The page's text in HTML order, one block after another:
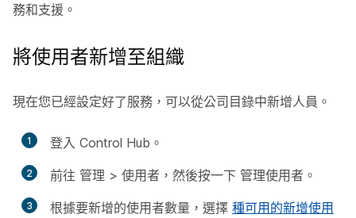
務和支援。
將使用者新增至組織
現在您已經設定好了服務，可以從公司目錄中新增人員。
1 登入 Control Hub。
2 前往 管理 > 使用者 ，然後按一下 管理使用者 。
3 根據要新增的使用者數量，選擇 種可用的新增使用